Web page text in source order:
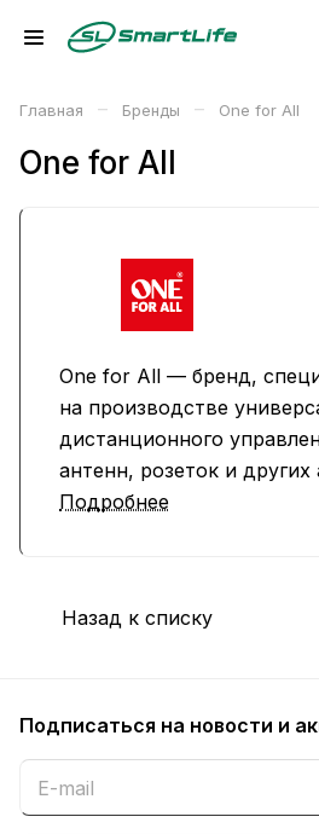
Главная – Бренды – One for All
One for All
One for All — бренд,
на производстве
дистанционного
антенн, розеток и других
бытовой электроники.
использовании и
Подробнее
Назад к списку
Подписаться на новости и